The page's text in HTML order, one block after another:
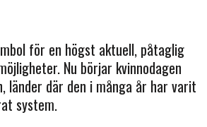
för en högst aktuell, påtaglig
Nu börjar kvinnodagen
länder där den i många år har varit
system.